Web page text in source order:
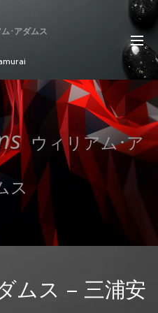
･アダムス
ウィリアム･ア
ス
ムス – 三浦安